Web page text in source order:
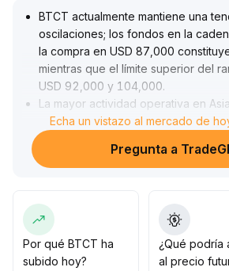
BTCT actualmente mantiene una
oscilaciones; los fondos en la
la compra en USD 87,000
mientras que el límite superior del
USD 92,000 y 104,000.
La mayor actividad operativa en
posicionamiento alcista en
volatilidad a niveles elevados y
por el riesgo en el corto plazo.
ruptura a la baja con gran volumen;
pueden establecer posiciones
esperando catalizadores
para un nuevo impulso alcista.
Echa un vistazo al mercado de
Pregunta a
Por qué BTCT ha
subido hoy?
¿Qué podría
al precio